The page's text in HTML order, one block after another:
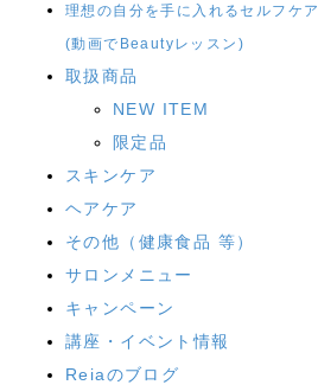
理想の自分を手に入れるセルフケア
(動画でBeautyレッスン)
取扱商品
NEW ITEM
限定品
スキンケア
ヘアケア
その他（健康食品 等）
サロンメニュー
キャンペーン
講座・イベント情報
Reiaのブログ